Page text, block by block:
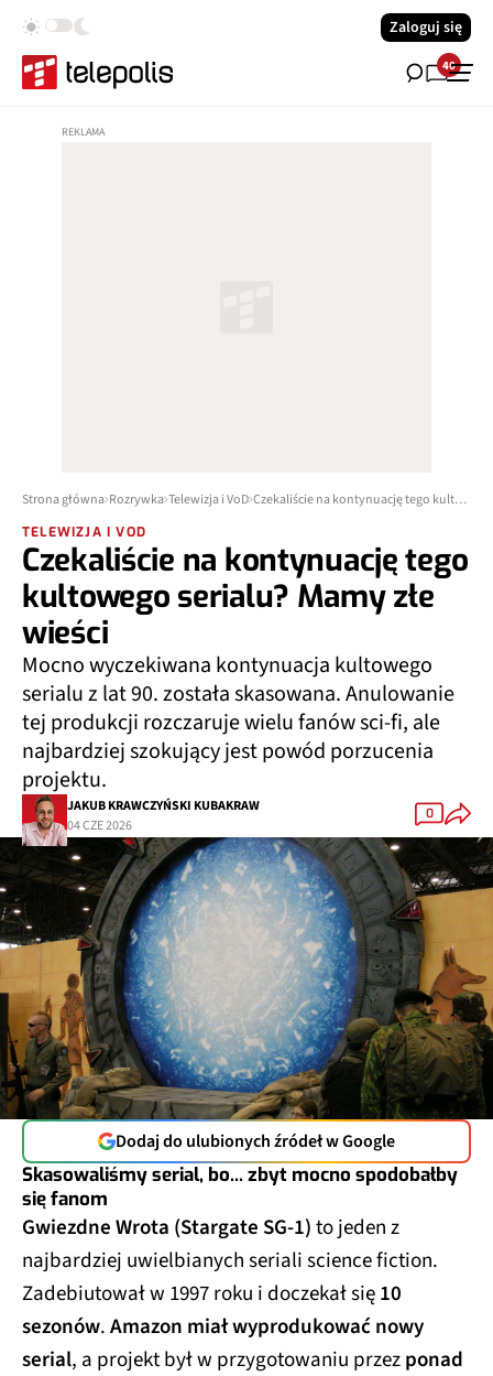
Zaloguj się
40
Strona główna Rozrywka Telewizja i VoD Czekaliście na kontynuację tego kultowego serialu? Mamy złe wieści
TELEWIZJA I VOD
Czekaliście na kontynuację tego
kultowego serialu? Mamy złe
wieści
Mocno wyczekiwana kontynuacja kultowego
serialu z lat 90. zostałaskasowana. Anulowanie
tej produkcji rozczaruje wielu fanów sci-fi, ale
najbardziej szokujący jestpowód porzucenia
projektu.
JAKUB KRAWCZYŃSKI KUBAKRAW
04 CZE 2026
0
Dodaj do ulubionych źródeł w Google
Skasowaliśmy serial, bo... zbyt mocno spodobałby
się fanom
Gwiezdne Wrota (Stargate SG-1)to jeden z
najbardziej uwielbianych seriali science fiction.
Zadebiutował w 1997 roku i doczekał się10
sezonów.Amazon miał wyprodukować nowy
serial, a projekt był w przygotowaniu przezponad